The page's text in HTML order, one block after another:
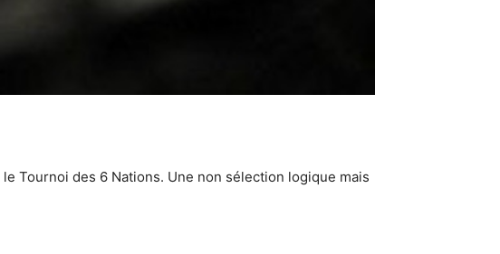
Tournoi des 6 Nations. Une non sélection logique mais